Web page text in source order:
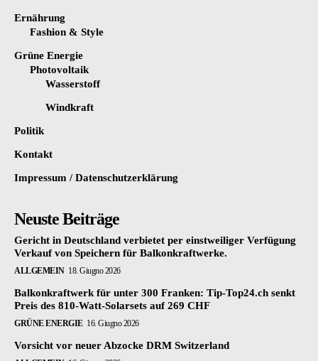
Ernährung
Fashion & Style
Grüne Energie
Photovoltaik
Wasserstoff
Windkraft
Politik
Kontakt
Impressum / Datenschutzerklärung
Neuste Beiträge
Gericht in Deutschland verbietet per einstweiliger Verfügung
Verkauf von Speichern für Balkonkraftwerke.
ALLGEMEIN 18. Giugno 2026
Balkonkraftwerk für unter 300 Franken: Tip-Top24.ch senkt
Preis des 810-Watt-Solarsets auf 269 CHF
GRÜNE ENERGIE 16. Giugno 2026
Vorsicht vor neuer Abzocke DRM Switzerland